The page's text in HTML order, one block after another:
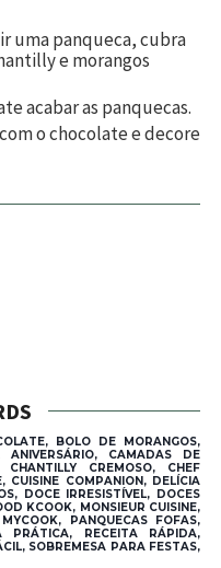
uma panqueca, cubra
e morangos
acabar as panquecas.
o chocolate e decore
BOLO DE MORANGOS,
CAMADAS DE
CREMOSO, CHEF
CUISINE COMPANION, DELÍCIA
DOCE IRRESISTÍVEL, DOCES
KCOOK, MONSIEUR CUISINE,
PANQUECAS FOFAS,
PRÁTICA, RECEITA RÁPIDA,
SOBREMESA PARA FESTAS,